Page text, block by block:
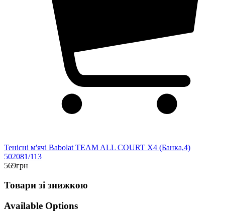
Тенісні м'ячі Babolat TEAM ALL COURT X4 (Банка,4)
502081/113
569грн
Товари зі знижкою
Available Options